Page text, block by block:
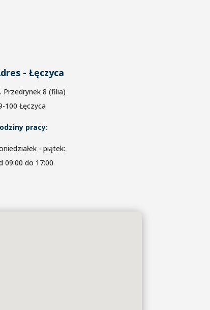
- Łęczyca
Przedrynek 8 (filia)
100 Łęczyca
pracy:
- piątek:
09:00 do 17:00